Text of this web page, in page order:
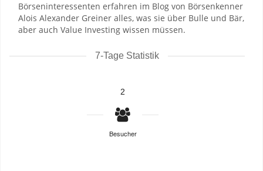
Börseninteressenten erfahren im Blog von Börsenkenner
Alois Alexander Greiner alles, was sie über Bulle und Bär,
aber auch Value Investing wissen müssen.
7-Tage Statistik
2
Besucher